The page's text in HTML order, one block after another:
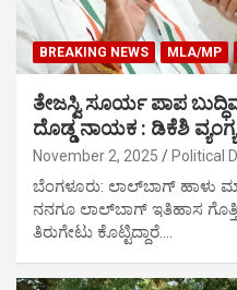
BREAKING NEWS MLA/MP
ತೇಜಸ್ವಿ ಸೂರ್ಯ ಪಾಪ
ದೊಡ್ಡ ನಾಯಕ : ಡಿಕೆಶಿ ವ್ಯಂಗ್ಯ
November 2, 2025 Political
ಬೆಂಗಳೂರು: ಲಾಲ್‌ಬಾಗ್ ಹಾಳು
ನನಗೂ ಲಾಲ್‌ಬಾಗ್ ಇತಿಹಾಸ
ತಿರುಗೇಟು ಕೊಟ್ಟಿದ್ದಾರೆ.…